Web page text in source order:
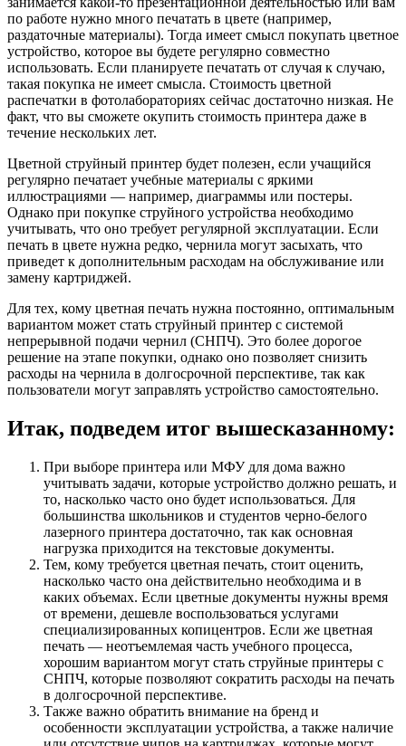
по работе нужно много печатать в цвете (например,
раздаточные материалы). Тогда имеет смысл покупать цветное
устройство, которое вы будете регулярно совместно
использовать. Если планируете печатать от случая к случаю,
такая покупка не имеет смысла. Стоимость цветной
распечатки в фотолабораториях сейчас достаточно низкая. Не
факт, что вы сможете окупить стоимость принтера даже в
течение нескольких лет.
Цветной струйный принтер будет полезен, если учащийся
регулярно печатает учебные материалы с яркими
иллюстрациями — например, диаграммы или постеры.
Однако при покупке струйного устройства необходимо
учитывать, что оно требует регулярной эксплуатации. Если
печать в цвете нужна редко, чернила могут засыхать, что
приведет к дополнительным расходам на обслуживание или
замену картриджей.
Для тех, кому цветная печать нужна постоянно, оптимальным
вариантом может стать струйный принтер с системой
непрерывной подачи чернил (СНПЧ). Это более дорогое
решение на этапе покупки, однако оно позволяет снизить
расходы на чернила в долгосрочной перспективе, так как
пользователи могут заправлять устройство самостоятельно.
Итак, подведем итог вышесказанному:
При выборе принтера или МФУ для дома важно
учитывать задачи, которые устройство должно решать, и
то, насколько часто оно будет использоваться. Для
большинства школьников и студентов черно-белого
лазерного принтера достаточно, так как основная
нагрузка приходится на текстовые документы.
Тем, кому требуется цветная печать, стоит оценить,
насколько часто она действительно необходима и в
каких объемах. Если цветные документы нужны время
от времени, дешевле воспользоваться услугами
специализированных копицентров. Если же цветная
печать — неотъемлемая часть учебного процесса,
хорошим вариантом могут стать струйные принтеры с
СНПЧ, которые позволяют сократить расходы на печать
в долгосрочной перспективе.
Также важно обратить внимание на бренд и
особенности эксплуатации устройства, а также наличие